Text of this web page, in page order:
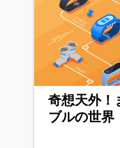
奇想天外！
ブルの世界